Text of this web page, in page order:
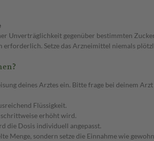
Unverträglichkeit gegenüber bestimmten
Setze das Arzneimittel niemals
deines Arztes ein. Bitte frage bei deinem
Flüssigkeit.
erhöht wird.
die Dosis individuell angepasst.
Menge, sondern setze die Einnahme wie